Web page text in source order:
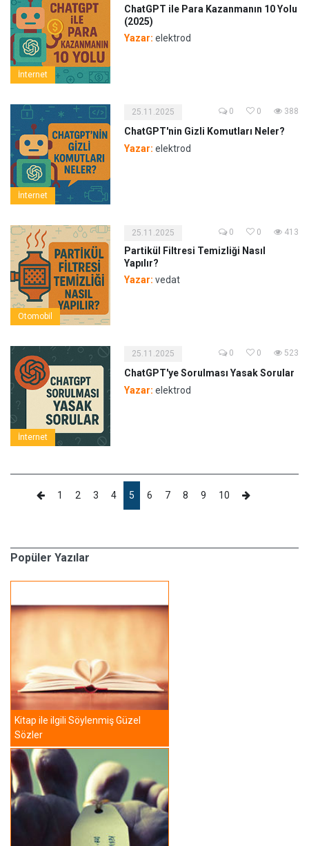
İnternet
ChatGPT ile Para Kazanmanın 10 Yolu
(2025)
Yazar: elektrod
İnternet
25.11.2025 0 0 388
ChatGPT'nin Gizli Komutları Neler?
Yazar: elektrod
Otomobil
25.11.2025 0 0 413
Partikül Filtresi Temizliği Nasıl
Yapılır?
Yazar: vedat
İnternet
25.11.2025 0 0 523
ChatGPT'ye Sorulması Yasak Sorular
Yazar: elektrod
1 2 3 4 5 6 7 8 9 10
Popüler Yazılar
Kitap ile ilgili Söylenmiş Güzel
Sözler